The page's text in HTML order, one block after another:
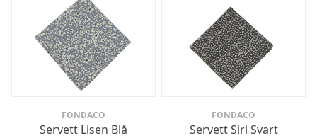
FONDACO
Servett Lisen Blå
FONDACO
Servett Siri Svart